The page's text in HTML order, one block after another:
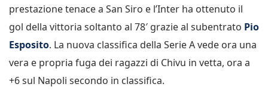
prestazione tenace a San Siro e l’Inter ha ottenuto il
gol della vittoria soltanto al 78′ grazie al subentrato Pio
Esposito. La nuova classifica della Serie A vede ora una
vera e propria fuga dei ragazzi di Chivu in vetta, ora a
+6 sul Napoli secondo in classifica.